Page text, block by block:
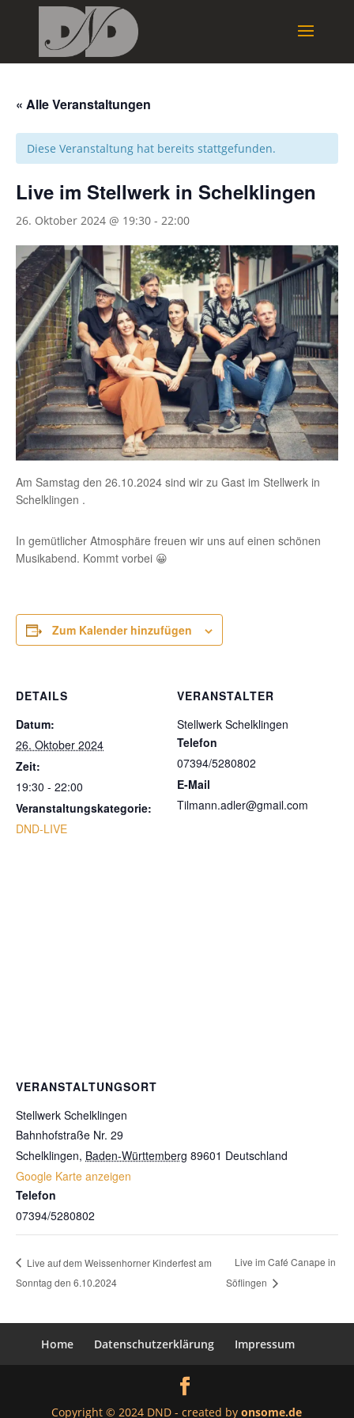
« Alle Veranstaltungen
Diese Veranstaltung hat bereits stattgefunden.
Live im Stellwerk in Schelklingen
26. Oktober 2024 @ 19:30 - 22:00
Am Samstag den 26.10.2024 sind wir zu Gast im Stellwerk in
Schelklingen .
In gemütlicher Atmosphäre freuen wir uns auf einen schönen
Musikabend. Kommt vorbei 😀
Zum Kalender hinzufügen
DETAILS
Datum:
26. Oktober 2024
Zeit:
19:30 - 22:00
Veranstaltungskategorie:
DND-LIVE
VERANSTALTER
Stellwerk Schelklingen
Telefon
07394/5280802
E-Mail
Tilmann.adler@gmail.com
VERANSTALTUNGSORT
Stellwerk Schelklingen
Bahnhofstraße Nr. 29
Schelklingen, Baden-Württemberg 89601 Deutschland
Google Karte anzeigen
Telefon
07394/5280802
Live auf dem Weissenhorner Kinderfest am
Sonntag den 6.10.2024
Live im Café Canape in
Söflingen
Home Datenschutzerklärung Impressum
Copyright © 2024 DND - created byonsome.de